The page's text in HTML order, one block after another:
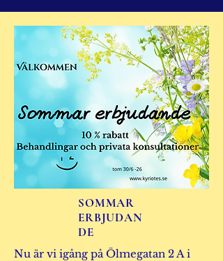
SOMMAR
ERBJUDAN
DE
Nu är vi igång på Ölmegatan 2 A i